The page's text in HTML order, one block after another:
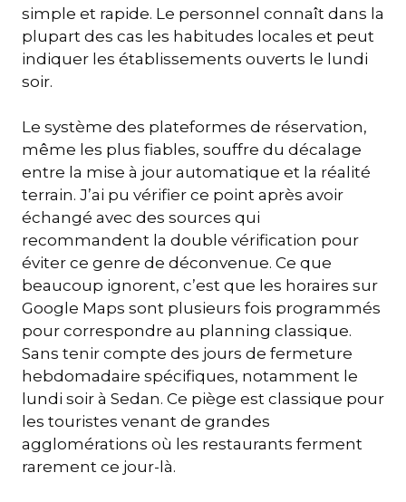
simple et rapide. Le personnel connaît dans la
plupart des cas les habitudes locales et peut
indiquer les établissements ouverts le lundi
soir.
Le système des plateformes de réservation,
même les plus fiables, souffre du décalage
entre la mise à jour automatique et la réalité
terrain. J’ai pu vérifier ce point après avoir
échangé avec des sources qui
recommandent la double vérification pour
éviter ce genre de déconvenue. Ce que
beaucoup ignorent, c’est que les horaires sur
Google Maps sont plusieurs fois programmés
pour correspondre au planning classique.
Sans tenir compte des jours de fermeture
hebdomadaire spécifiques, notamment le
lundi soir à Sedan. Ce piège est classique pour
les touristes venant de grandes
agglomérations où les restaurants ferment
rarement ce jour-là.